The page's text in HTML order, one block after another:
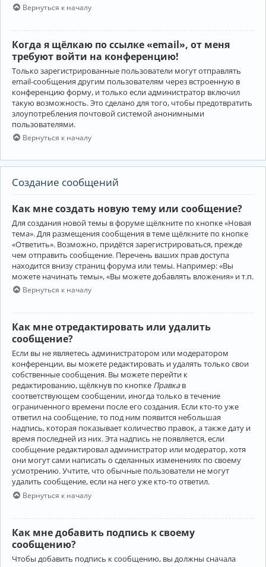
Вернуться к началу
Когда я щёлкаю по ссылке «email», от меня
требуют войти на конференцию!
Только зарегистрированные пользователи могут отправлять
email-сообщения другим пользователям через встроенную в
конференцию форму, и только если администратор включил
такую возможность. Это сделано для того, чтобы предотвратить
злоупотребления почтовой системой анонимными
пользователями.
Вернуться к началу
Создание сообщений
Как мне создать новую тему или сообщение?
Для создания новой темы в форуме щёлкните по кнопке «Новая
тема». Для размещения сообщения в теме щёлкните по кнопке
«Ответить». Возможно, придётся зарегистрироваться, прежде
чем отправить сообщение. Перечень ваших прав доступа
находится внизу страниц форума или темы. Например: «Вы
можете начинать темы», «Вы можете добавлять вложения» и т.п.
Вернуться к началу
Как мне отредактировать или удалить
сообщение?
Если вы не являетесь администратором или модератором
конференции, вы можете редактировать и удалять только свои
собственные сообщения. Вы можете перейти к
редактированию, щёлкнув по кнопке Правкав
соответствующем сообщении, иногда только в течение
ограниченного времени после его создания. Если кто-то уже
ответил на сообщение, то под ним появится небольшая
надпись, которая показывает количество правок, а также дату и
время последней из них. Эта надпись не появляется, если
сообщение редактировал администратор или модератор, хотя
они могут сами написать о сделанных изменениях по своему
усмотрению. Учтите, что обычные пользователи не могут
удалить сообщение, если на него уже кто-то ответил.
Вернуться к началу
Как мне добавить подпись к своему
сообщению?
Чтобы добавить подпись к сообщению, вы должны сначала